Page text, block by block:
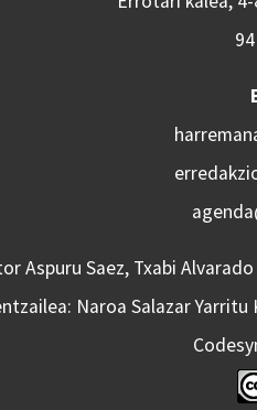
Aspuru Saez, Txabi
Naroa Salazar